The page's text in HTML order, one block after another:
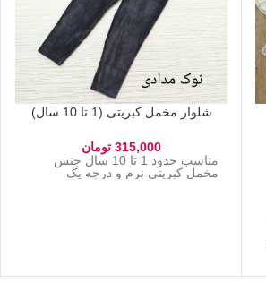
شلوار مخمل کبریتی (1 تا 10 سال)
315,000 تومان
مناسب حدود 1 تا 10 سال جنس
مخمل کبریتی نرم و درجه یک